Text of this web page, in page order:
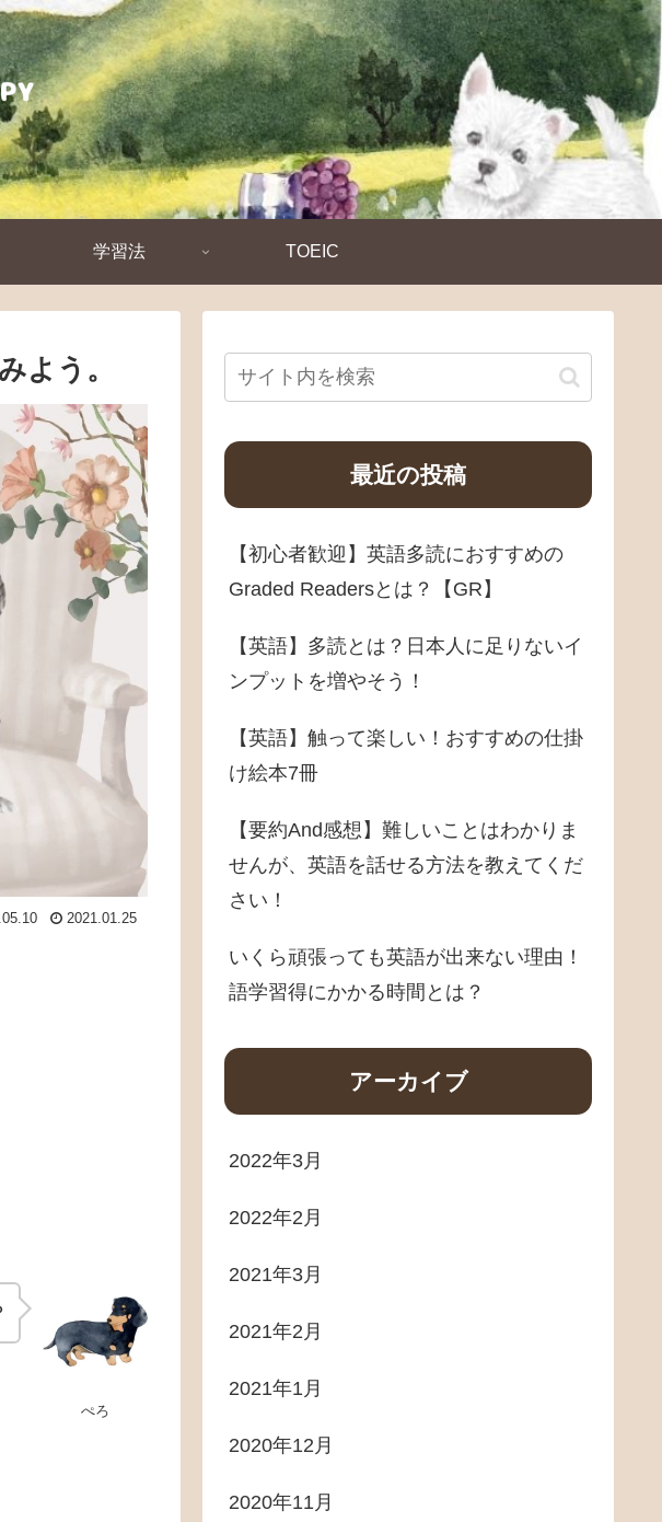
学習法 TOEIC
よう。
2021.01.25
ぺろ
最近の投稿
【初心者歓迎】英語多読におすすめの
Graded Readersとは？【GR】
【英語】多読とは？日本人に足りないイ
ンプットを増やそう！
【英語】触って楽しい！おすすめの仕掛
け絵本7冊
【要約And感想】難しいことはわかりま
せんが、英語を話せる方法を教えてくだ
さい！
いくら頑張っても英語が出来ない理由！
語学習得にかかる時間とは？
アーカイブ
2022年3月
2022年2月
2021年3月
2021年2月
2021年1月
2020年12月
2020年11月